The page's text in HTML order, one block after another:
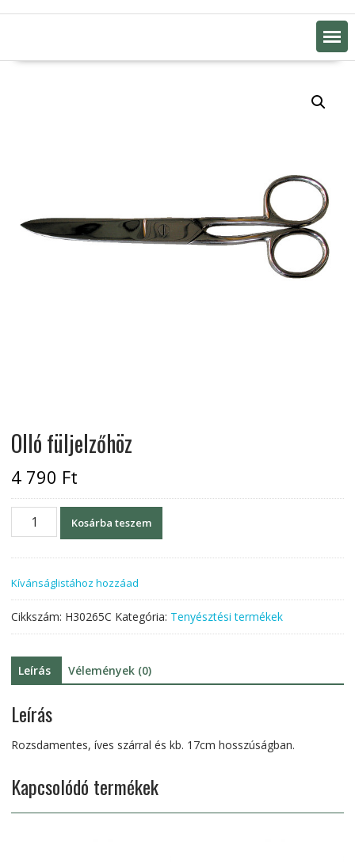
Olló füljelzőhöz
4 790 Ft
füljelzőhöz
Kosárba teszem
Kívánságlistához hozzáad
Cikkszám: H30265C Kategória: Tenyésztési termékek
Leírás Vélemények (0)
Leírás
Rozsdamentes, íves szárral és kb. 17cm hosszúságban.
Kapcsolódó termékek